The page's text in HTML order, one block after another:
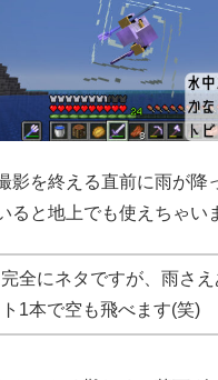
を終える直前に雨が降
ると地上でも使えちゃい
完全にネタですが、雨さ
ト1本で空も飛べます(笑)